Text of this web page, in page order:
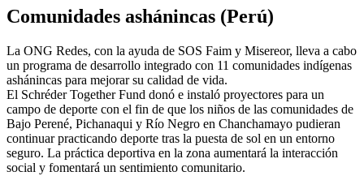
Comunidades ashánincas (Perú)
La ONG Redes, con la ayuda de SOS Faim y Misereor, lleva a cabo
un programa de desarrollo integrado con 11 comunidades indígenas
ashánincas para mejorar su calidad de vida.
El Schréder Together Fund donó e instaló proyectores para un
campo de deporte con el fin de que los niños de las comunidades de
Bajo Perené, Pichanaqui y Río Negro en Chanchamayo pudieran
continuar practicando deporte tras la puesta de sol en un entorno
seguro. La práctica deportiva en la zona aumentará la interacción
social y fomentará un sentimiento comunitario.